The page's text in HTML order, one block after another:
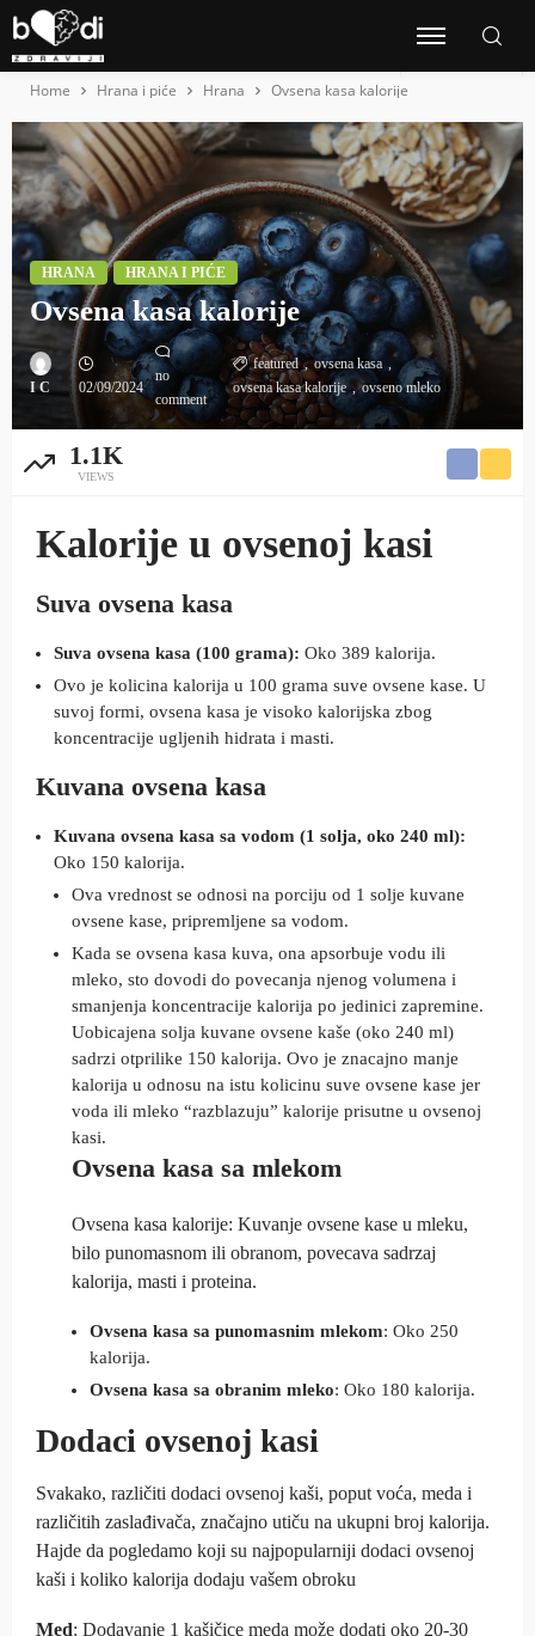
Home Hrana i piće Hrana Ovsena kasa kalorije
HRANA HRANA I PIĆE
Ovsena kasa kalorije
I C 02/09/2024
no
comment
featured
ovsena kasa
ovsena kasa kalorije
ovseno mleko
1.1K
VIEWS
Kalorije u ovsenoj kasi
Suva ovsena kasa
Suva ovsena kasa (100 grama): Oko 389 kalorija.
Ovo je kolicina kalorija u 100 grama suve ovsene kase. U
suvoj formi, ovsena kasa je visoko kalorijska zbog
koncentracije ugljenih hidrata i masti.
Kuvana ovsena kasa
Kuvana ovsena kasa sa vodom (1 solja, oko 240 ml):
Oko 150 kalorija.
Ova vrednost se odnosi na porciju od 1 solje kuvane
ovsene kase, pripremljene sa vodom.
Kada se ovsena kasa kuva, ona apsorbuje vodu ili
mleko, sto dovodi do povecanja njenog volumena i
smanjenja koncentracije kalorija po jedinici zapremine.
Uobicajena solja kuvane ovsene kaše (oko 240 ml)
sadrzi otprilike 150 kalorija. Ovo je znacajno manje
kalorija u odnosu na istu kolicinu suve ovsene kase jer
voda ili mleko “razblazuju” kalorije prisutne u ovsenoj
kasi.
Ovsena kasa sa mlekom
Ovsena kasa kalorije: Kuvanje ovsene kase u mleku,
bilo punomasnom ili obranom, povecava sadrzaj
kalorija, masti i proteina.
Ovsena kasa sa punomasnim mlekom: Oko 250
kalorija.
Ovsena kasa sa obranim mleko: Oko 180 kalorija.
Dodaci ovsenoj kasi
Svakako, različiti dodaci ovsenoj kaši, poput voća, meda i
različitih zaslađivača, značajno utiču na ukupni broj kalorija.
Hajde da pogledamo koji su najpopularniji dodaci ovsenoj
kaši i koliko kalorija dodaju vašem obroku
Med: Dodavanje 1 kašičice meda može dodati oko 20-30